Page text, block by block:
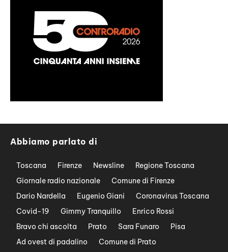
Abbiamo parlato di
Toscana Firenze Newsline
Regione Toscana
Giornale radio nazionale
Comune di Firenze
Dario Nardella
Eugenio Giani
Coronavirus Toscana
Covid-19
Gimmy Tranquillo
Enrico Rossi
Bravo chi ascolta
Prato Sara Funaro
Pisa
Ad ovest di padalino
Comune di Prato